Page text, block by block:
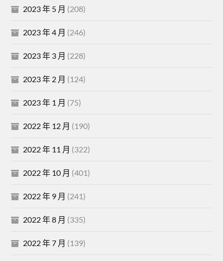
2023 年 5 月 (208)
2023 年 4 月 (246)
2023 年 3 月 (228)
2023 年 2 月 (124)
2023 年 1 月 (75)
2022 年 12 月 (190)
2022 年 11 月 (322)
2022 年 10 月 (401)
2022 年 9 月 (241)
2022 年 8 月 (335)
2022 年 7 月 (139)